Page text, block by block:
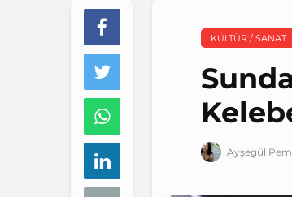
KÜLTÜR / SANAT
Ayşegül